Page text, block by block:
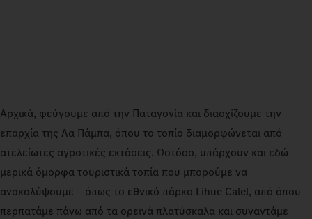
Αρχικά, φεύγουμε από την Παταγονία και διασχίζουμε την
επαρχία της Λα Πάμπα, όπου το τοπίο διαμορφώνεται από
ατελείωτες αγροτικές εκτάσεις. Ωστόσο, υπάρχουν και εδώ
μερικά όμορφα τουριστικά τοπία που μπορούμε να
ανακαλύψουμε – όπως το εθνικό πάρκο Lihue Calel, από όπου
περπατάμε πάνω από τα ορεινά πλατύσκαλα και συναντάμε